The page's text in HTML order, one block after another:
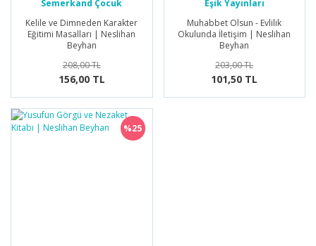
Semerkand Çocuk
Yayınları
Kelile ve Dimneden Karakter
Eğitimi Masalları | Neslihan
Beyhan
208,00 TL
156,00 TL
Eşik Yayınları
Muhabbet Olsun - Evlilik
Okulunda İletişim | Neslihan
Beyhan
203,00 TL
101,50 TL
%25